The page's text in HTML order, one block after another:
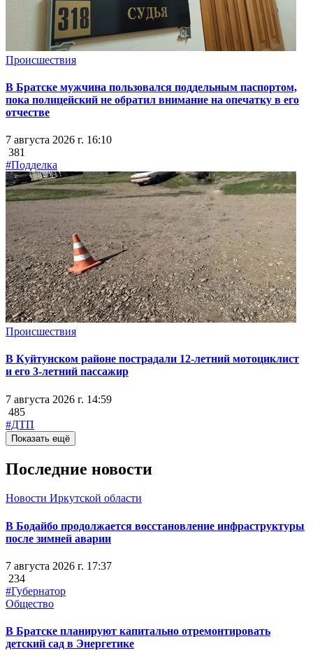
Происшествия
В Братске мужчина пользовался поддельным паспортом,
пока полицейский не обратил внимание на опечатку в его
отчестве
7 августа 2026 г. 16:10
381
#Подделка
Происшествия
В Куйтунском районе пострадали 12-летний мотоциклист
и его 3-летний пассажир
7 августа 2026 г. 14:59
485
#ДТП
Показать ещё
Последние новости
Новости Иркутской области
В Бодайбо продолжается восстановление инфраструктуры
после зимней аварии
7 августа 2026 г. 17:37
234
#Губернатор
Общество
В Братске планируют капитально отремонтировать
детский сад в Энергетике